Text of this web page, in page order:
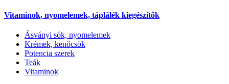
Vitaminok, nyomelemek, táplálék kiegészítők
Ásványi sók, nyomelemek
Krémek, kenőcsök
Potencia szerek
Teák
Vitaminok